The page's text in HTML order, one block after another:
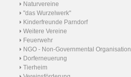
Naturvereine
"das Wurzelwerk"
Kinderfreunde Parndorf
Weitere Vereine
Feuerwehr
NGO - Non-Governmental Organisation
Dorferneuerung
Tierheim